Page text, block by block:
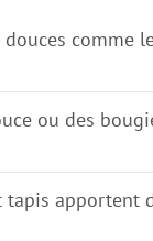
comme
ou des
tapis